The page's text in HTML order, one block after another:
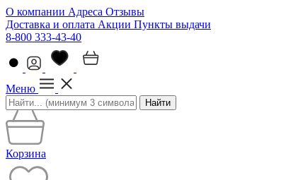
О компании Адреса Отзывы
Доставка и оплата Акции Пункты выдачи
8-800 333-43-40
Меню
Найти
Корзина